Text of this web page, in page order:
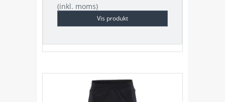
(inkl. moms)
Vis produkt